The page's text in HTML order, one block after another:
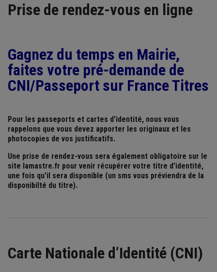
Prise de rendez-vous en ligne
Gagnez du temps en Mairie,
faites votre pré-demande de
CNI/Passeport sur France Titres
Pour les passeports et cartes d'identité, nous vous
rappelons que vous devez apporter les originaux et les
photocopies de vos justificatifs.
Une prise de rendez-vous sera également obligatoire sur le
site lamastre.fr pour venir récupérer votre titre d'identité,
une fois qu'il sera disponible (un sms vous préviendra de la
disponibilté du titre).
Carte Nationale d’Identité (CNI)